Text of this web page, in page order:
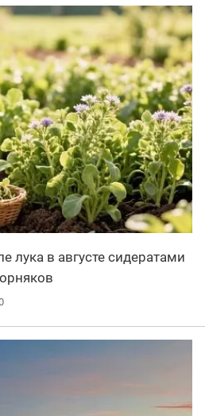
лука в августе сидератами